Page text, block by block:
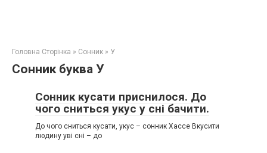
Головна Сторінка » Сонник » У
Сонник буква У
Сонник кусати приснилося. До
чого сниться укус у сні бачити.
До чого сниться кусати, укус – сонник Хассе Вкусити
людину уві сні – до